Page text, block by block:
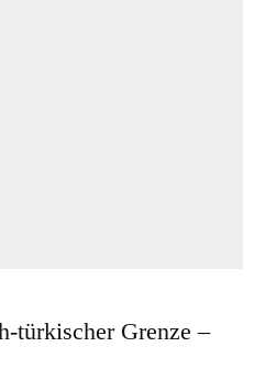
türkischer Grenze –